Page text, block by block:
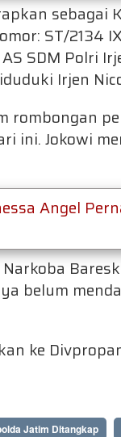
sebagai
ST/2134
SDM Polri
Irjen
rombongan
ini. Jokowi
Angel
belum
ke
Jatim Ditangkap